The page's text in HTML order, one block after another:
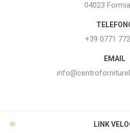
04023
+39 0771
EMAIL
LINK